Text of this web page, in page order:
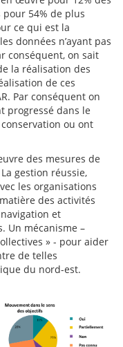
pour 54% de plus
ce qui est la
données n’ayant pas
conséquent, on sait
la réalisation des
de ces
Par conséquent on
progressé dans le
ou ont
des mesures de
gestion réussie,
les organisations
des activités
et
Un mécanisme –
» - pour aider
de telles
du nord-est.